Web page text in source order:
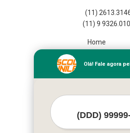
(11)
(11) 9
Home
Missão
Mapa do site
Olá! Fale agora